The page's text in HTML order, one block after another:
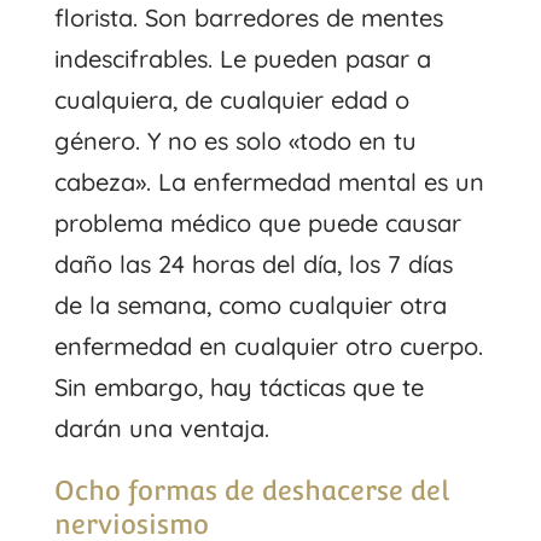
florista. Son barredores de mentes
indescifrables. Le pueden pasar a
cualquiera, de cualquier edad o
género. Y no es solo «todo en tu
cabeza». La enfermedad mental es un
problema médico que puede causar
daño las 24 horas del día, los 7 días
de la semana, como cualquier otra
enfermedad en cualquier otro cuerpo.
Sin embargo, hay tácticas que te
darán una ventaja.
Ocho formas de deshacerse del
nerviosismo